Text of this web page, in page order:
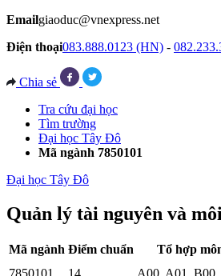
Emailgiaoduc@vnexpress.net
Điện thoại083.888.0123 (HN) -
Chia sẻ
Tra cứu đại học
Tìm trường
Đại học Tây Đô
Mã ngành 7850101
Đại học Tây Đô
Quản lý tài nguyên và
Mã ngành Điểm chuẩn Tổ hợp